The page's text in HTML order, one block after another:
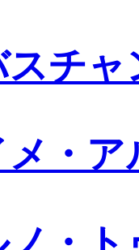
スチ
メ・